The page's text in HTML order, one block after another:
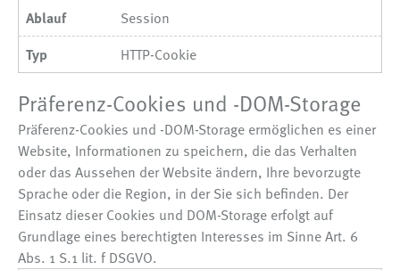
Session
HTTP-Cookie
Präferenz-Cookies und -DOM-Storage
Präferenz-Cookies und -DOM-Storage ermöglichen es einer
Website, Informationen zu speichern, die das Verhalten
oder das Aussehen der Website ändern, Ihre bevorzugte
Sprache oder die Region, in der Sie sich befinden. Der
Einsatz dieser Cookies und DOM-Storage erfolgt auf
Grundlage eines berechtigten Interesses im Sinne Art. 6
Abs. 1 S.1 lit. f DSGVO.